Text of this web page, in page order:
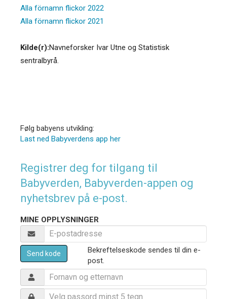
Alla förnamn flickor 2022
Alla förnamn flickor 2021
Kilde(r):Navneforsker Ivar Utne og Statistisk
sentralbyrå.
Følg babyens utvikling:
Last ned Babyverdens app her
Registrer deg for tilgang til
Babyverden, Babyverden-appen og
nyhetsbrev på e-post.
MINE OPPLYSNINGER
Send kode
Bekreftelseskode sendes til din e-
post.